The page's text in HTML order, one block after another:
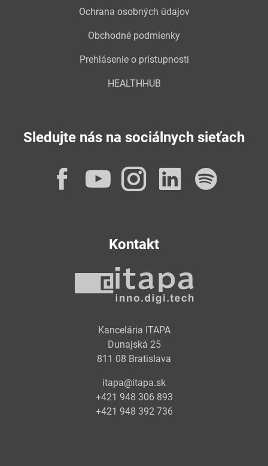
Ochrana osobných údajov
Obchodné podmienky
Prehlásenie o prístupnosti
HEALTHHUB
Sledujte nás na sociálnych sieťach
Facebook
YouTube
Instagram
Kontakt
Kancelária ITAPA
Dunajská 25
811 08 Bratislava
itapa@itapa.sk
+421 948 306 893
+421 948 392 736